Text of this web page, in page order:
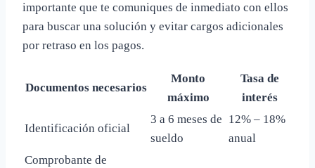
importante que te comuniques de inmediato con ellos
para buscar una solución y evitar cargos adicionales
por retraso en los pagos.
Documentos necesarios
Monto
máximo
Tasa de
interés
Identificación oficial
3 a 6 meses de
sueldo
12% – 18%
anual
Comprobante de